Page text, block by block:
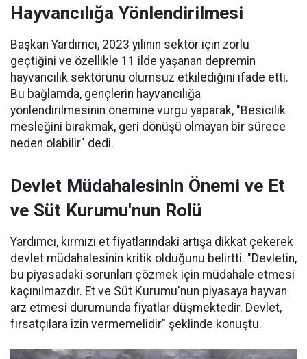
Hayvancılığa Yönlendirilmesi
Başkan Yardımcı, 2023 yılının sektör için zorlu
geçtiğini ve özellikle 11 ilde yaşanan depremin
hayvancılık sektörünü olumsuz etkilediğini ifade etti.
Bu bağlamda, gençlerin hayvancılığa
yönlendirilmesinin önemine vurgu yaparak, "Besicilik
mesleğini bırakmak, geri dönüşü olmayan bir sürece
neden olabilir" dedi.
Devlet Müdahalesinin Önemi ve Et
ve Süt Kurumu'nun Rolü
Yardımcı, kırmızı et fiyatlarındaki artışa dikkat çekerek
devlet müdahalesinin kritik olduğunu belirtti. "Devletin,
bu piyasadaki sorunları çözmek için müdahale etmesi
kaçınılmazdır. Et ve Süt Kurumu'nun piyasaya hayvan
arz etmesi durumunda fiyatlar düşmektedir. Devlet,
fırsatçılara izin vermemelidir" şeklinde konuştu.